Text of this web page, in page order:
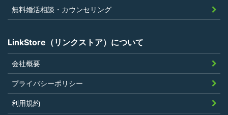
法人または個人若しくはそれらの従業者
でないこと
利用者は、本規約に違反することなく、
無料婚活相談・カウンセリング
LinkStore（リンクストア）について
会社概要
プライバシーポリシー
利用規約